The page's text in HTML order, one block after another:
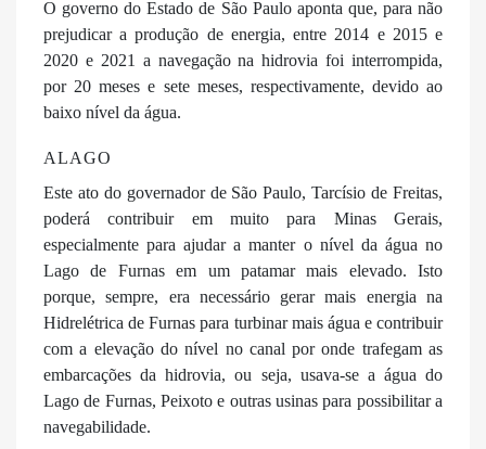
O governo do Estado de São Paulo aponta que, para não
prejudicar a produção de energia, entre 2014 e 2015 e
2020 e 2021 a navegação na hidrovia foi interrompida,
por 20 meses e sete meses, respectivamente, devido ao
baixo nível da água.
ALAGO
Este ato do governador de São Paulo, Tarcísio de Freitas,
poderá contribuir em muito para Minas Gerais,
especialmente para ajudar a manter o nível da água no
Lago de Furnas em um patamar mais elevado. Isto
porque, sempre, era necessário gerar mais energia na
Hidrelétrica de Furnas para turbinar mais água e contribuir
com a elevação do nível no canal por onde trafegam as
embarcações da hidrovia, ou seja, usava-se a água do
Lago de Furnas, Peixoto e outras usinas para possibilitar a
navegabilidade.